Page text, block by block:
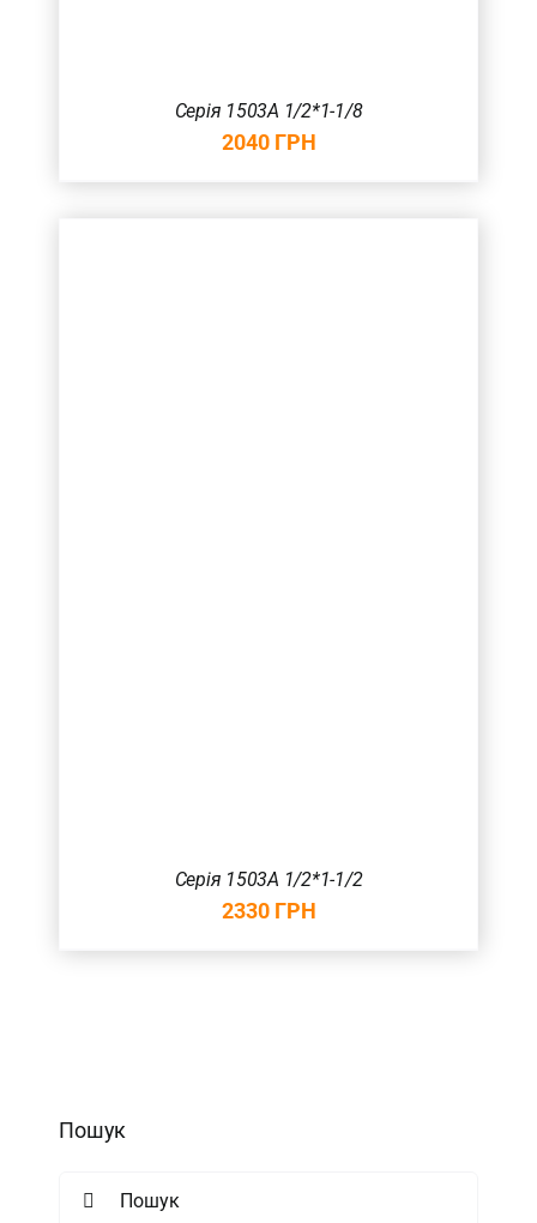
Серія 1503А 1/2*1-1/8
2040 ГРН
Серія 1503А 1/2*1-1/2
2330 ГРН
Пошук